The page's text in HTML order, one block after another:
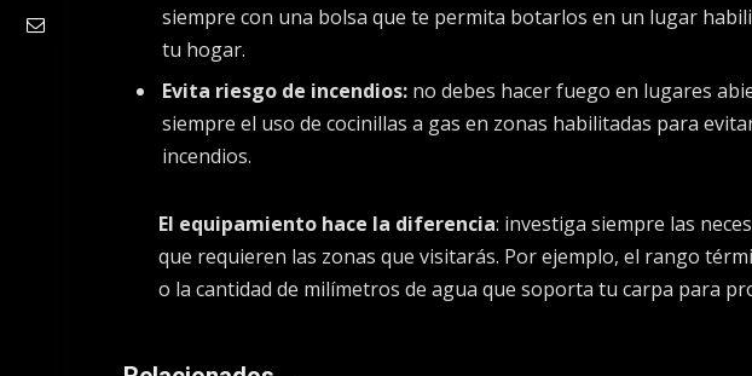
siempre con una bolsa que te permita botarlos en un lugar
tu hogar.
Evita riesgo de incendios: no debes hacer fuego en lugares
siempre el uso de cocinillas a gas en zonas habilitadas para
incendios.
El equipamiento hace la diferencia: investiga siempre las
que requieren las zonas que visitarás. Por ejemplo, el rango
o la cantidad de milímetros de agua que soporta tu carpa para